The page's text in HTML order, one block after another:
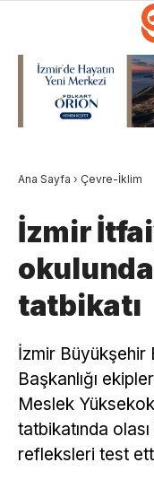
Ana Sayfa › Çevre-İklim
İzmir
tatbikatı
İzmir
Başkanlığı
Meslek
tatbikatında
refleksleri test